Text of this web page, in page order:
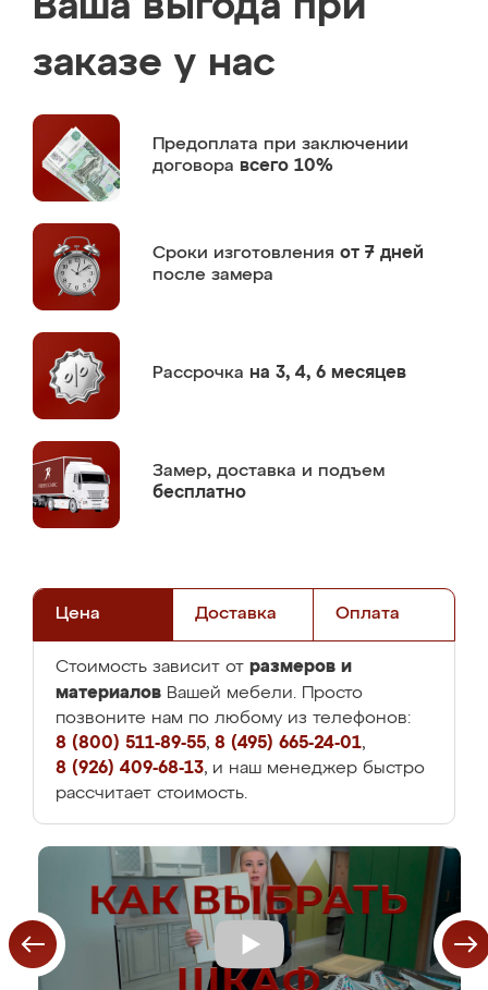
заказе у нас
Предоплата при заключении
договора всего 10%
Сроки изготовления от 7 дней
после замера
Рассрочка на 3, 4, 6 месяцев
Замер, доставка и подъем
бесплатно
Цена Доставка Оплата
Стоимость зависит от размеров и
материалов Вашей мебели. Просто
позвоните нам по любому из телефонов:
8 (800) 511-89-55, 8 (495) 665-24-01,
8 (926) 409-68-13, и наш менеджер быстро
рассчитает стоимость.